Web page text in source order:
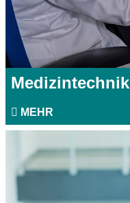
Medizintechnik
MEHR